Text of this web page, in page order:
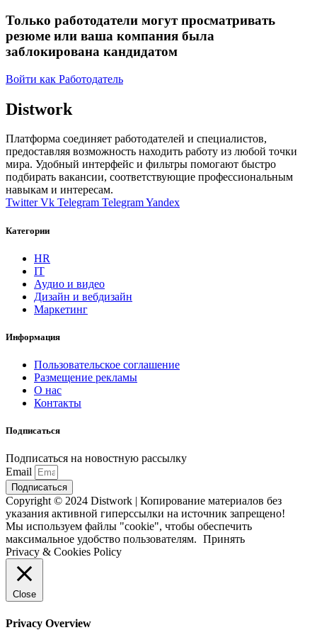
Только работодатели могут просматривать
резюме или ваша компания была
заблокирована кандидатом
Войти как Работодатель
Distwork
Платформа соединяет работодателей и специалистов,
предоставляя возможность находить работу из любой точки
мира. Удобный интерфейс и фильтры помогают быстро
подбирать вакансии, соответствующие профессиональным
навыкам и интересам.
Twitter Vk Telegram TelegramYandex
Категории
HR
IT
Аудио и видео
Дизайн и вебдизайн
Маркетинг
Информация
Пользовательское соглашение
Размещение рекламы
О нас
Контакты
Подписаться
Подписаться на новостную рассылку
Email
Подписаться
Copyright © 2024 Distwork | Копирование материалов без
указания активной гиперссылки на источник запрещено!
Мы используем файлы "cookie", чтобы обеспечить
максимальное удобство пользователям. Принять
Privacy & Cookies Policy
Close
Privacy Overview